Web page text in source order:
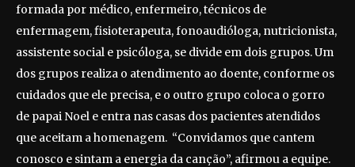
formada por médico, enfermeiro, técnicos de
enfermagem, fisioterapeuta, fonoaudióloga, nutricionista,
assistente social e psicóloga, se divide em dois grupos. Um
dos grupos realiza o atendimento ao doente, conforme os
cuidados que ele precisa, e o outro grupo coloca o gorro
de papai Noel e entra nas casas dos pacientes atendidos
que aceitam a homenagem. “Convidamos que cantem
conosco e sintam a energia da canção”, afirmou a equipe.